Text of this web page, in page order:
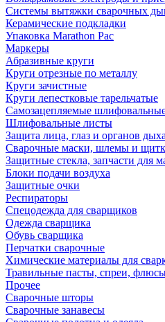
Системы вытяжки сварочных
Керамические подкладки
Упаковка Marathon Pac
Маркеры
Абразивные круги
Круги отрезные по металлу
Круги зачистные
Круги лепестковые тарельчатые
Самозацепляемые
Шлифовальные листы
Защита лица, глаз и органов
Сварочные маски, шлемы и
Защитные стекла, запчасти для
Блоки подачи воздуха
Защитные очки
Респираторы
Спецодежда для сварщиков
Одежда сварщика
Обувь сварщика
Перчатки сварочные
Химические материалы для
Травильные пасты, спреи,
Прочее
Сварочные шторы
Сварочные занавесы